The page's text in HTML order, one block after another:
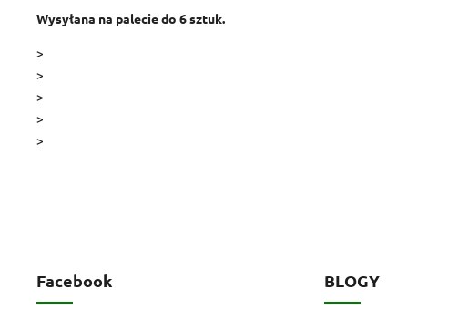
Wysyłana na palecie do 6 sztuk.
>
>
>
>
>
Facebook BLOGY